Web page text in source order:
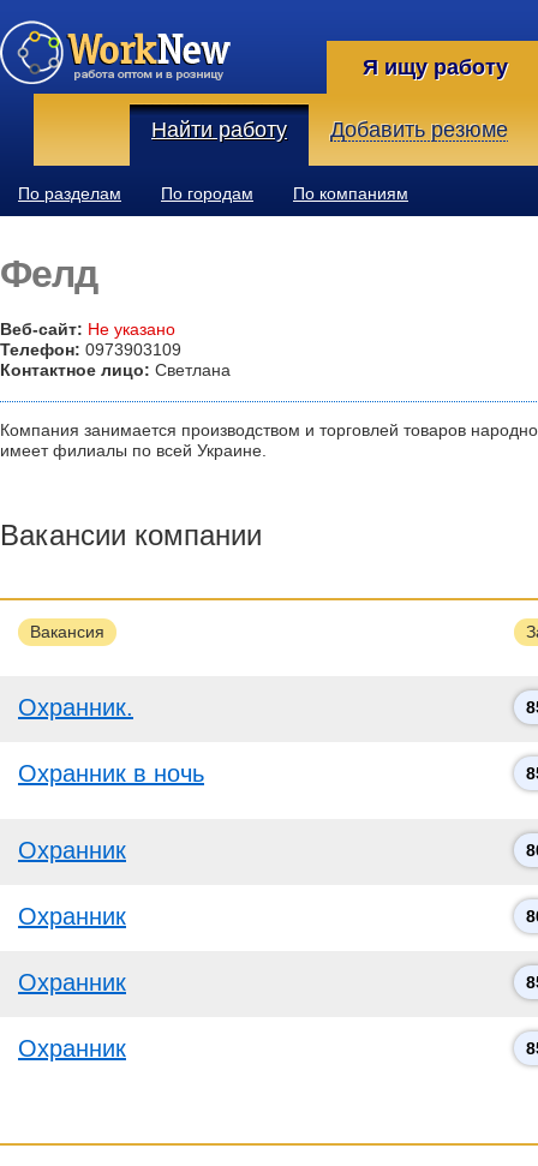
Я ищу работу
Найти работу Добавить резюме
По разделам По городам По компаниям
Фелд
Веб-сайт: Не указано
Телефон: 0973903109
Контактное лицо: Светлана
Компания занимается производством и торговлей товаров
имеет филиалы по всей Украине.
Вакансии компании
Вакансия
Охранник.
Охранник в ночь
Оxранник
Оxранник
Охранник
Охранник